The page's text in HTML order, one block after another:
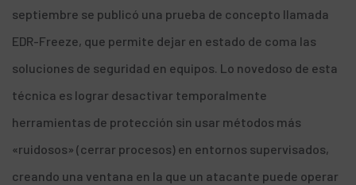
septiembre se publicó una prueba de concepto llamada
EDR-Freeze, que permite dejar en estado de coma las
soluciones de seguridad en equipos. Lo novedoso de esta
técnica es lograr desactivar temporalmente
herramientas de protección sin usar métodos más
«ruidosos» (cerrar procesos) en entornos supervisados,
creando una ventana en la que un atacante puede operar